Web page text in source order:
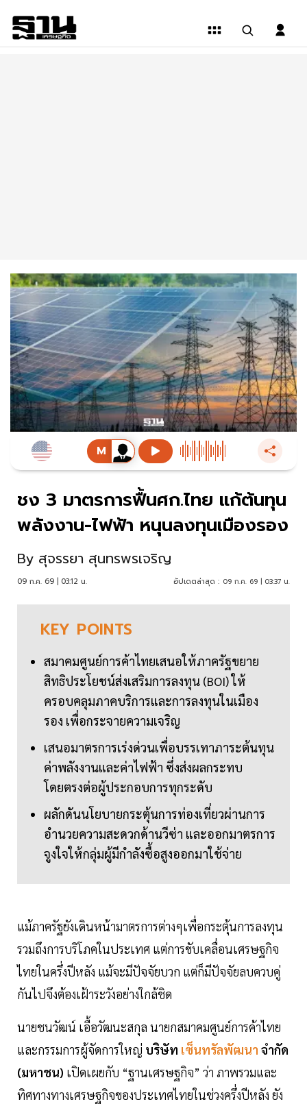
ชง 3 มาตรการฟื้นศก.ไทย แก้ต้นทุน
พลังงาน-ไฟฟ้า หนุนลงทุนเมืองรอง
By สุจรรยา สุนทรพรเจริญ
09 ก.ค. 69 | 03:12 น. อัปเดตล่าสุด : 09 ก.ค. 69 | 03:37 น.
KEY POINTS
สมาคมศูนย์การค้าไทยเสนอให้ภาครัฐขยาย
สิทธิประโยชน์ส่งเสริมการลงทุน (BOI) ให้
ครอบคลุมภาคบริการและการลงทุนในเมือง
รอง เพื่อกระจายความเจริญ
เสนอมาตรการเร่งด่วนเพื่อบรรเทาภาระต้นทุน
ค่าพลังงานและค่าไฟฟ้า ซึ่งส่งผลกระทบ
โดยตรงต่อผู้ประกอบการทุกระดับ
ผลักดันนโยบายกระตุ้นการท่องเที่ยวผ่านการ
อำนวยความสะดวกด้านวีซ่า และออกมาตรการ
จูงใจให้กลุ่มผู้มีกำลังซื้อสูงออกมาใช้จ่าย
แม้ภาครัฐยังเดินหน้ามาตรการต่างๆเพื่อกระตุ้นการลงทุน
รวมถึงการบริโภคในประเทศ แต่การขับเคลื่อนเศรษฐกิจ
ไทยในครึ่งปีหลัง แม้จะมีปัจจัยบวก แต่ก็มีปัจจัยลบควบคู่
กันไปจึงต้องเฝ้าระวังอย่างใกล้ชิด
นายชนวัฒน์ เอื้อวัฒนะสกุล นายกสมาคมศูนย์การค้าไทย
และกรรมการผู้จัดการใหญ่ บริษัท เซ็นทรัลพัฒนา จำกัด
(มหาชน) เปิดเผยกับ “ฐานเศรษฐกิจ” ว่า ภาพรวมและ
ทิศทางทางเศรษฐกิจของประเทศไทยในช่วงครึ่งปีหลัง ยัง